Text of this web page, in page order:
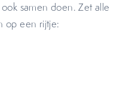
samen doen. Zet alle
op een rijtje: